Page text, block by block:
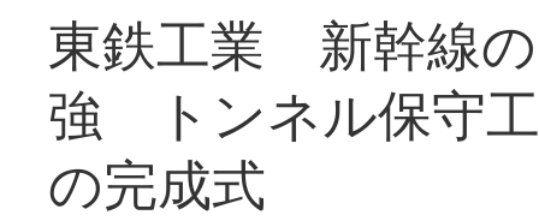
東鉄工業 新幹線
強 トンネル保守
の完成式